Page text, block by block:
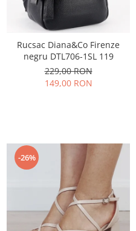
Rucsac Diana&Co Firenze
negru DTL706-1SL 119
229,00 RON
149,00 RON
-26%